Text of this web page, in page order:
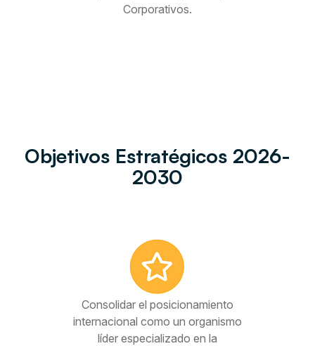
Corporativos.
Objetivos Estratégicos 2026-
2030
Consolidar el posicionamiento
internacional como un organismo
líder especializado en la